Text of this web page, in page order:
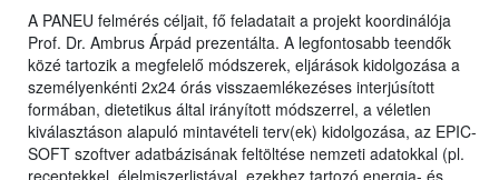
A PANEU felmérés céljait, fő feladatait a projekt koordinálója
Prof. Dr. Ambrus Árpád prezentálta. A legfontosabb teendők
közé tartozik a megfelelő módszerek, eljárások kidolgozása a
személyenkénti 2x24 órás visszaemlékezéses interjúsított
formában, dietetikus által irányított módszerrel, a véletlen
kiválasztáson alapuló mintavételi terv(ek) kidolgozása, az EPIC-
SOFT szoftver adatbázisának feltöltése nemzeti adatokkal (pl.